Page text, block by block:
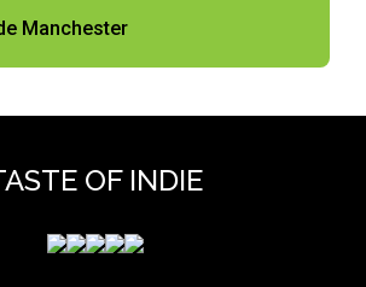
Manchester
OF INDIE